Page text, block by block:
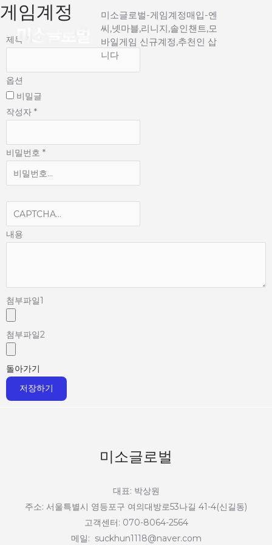
콘
츠
건
너
뛰
기
미소글로벌-게임계정매입-엔
씨,넷마블,리니지,솔인챈트,모
바일게임 신규계정,추천인 삽
니다
게임계정
제목 *
옵션
비밀글
작성자 *
비밀번호 *
내용
첨부파일1
첨부파일2
돌아가기
저장하기
미소글로벌
대표: 박상원
주소: 서울특별시 영등포구 여의대방로53나길 41-4(신길동)
고객센터: 070-8064-2564
메일: suckhun1118@naver.com